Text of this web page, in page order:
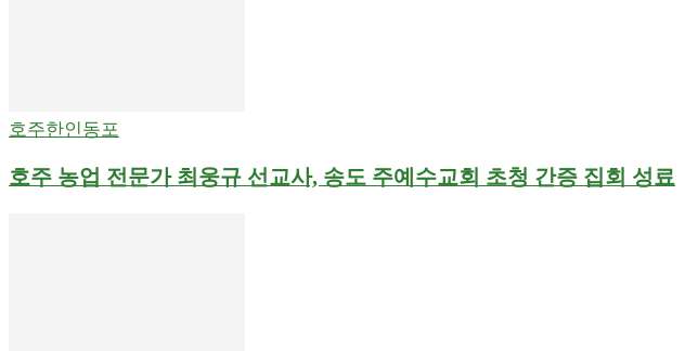
호주한인동포
호주 농업 전문가 최웅규 선교사, 송도 주예수교회 초청 간증 집회 성료